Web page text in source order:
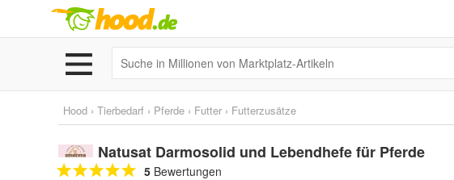
Hood › Tierbedarf › Pferde › Futter › Futterzusätze
Natusat Darmosolid und Lebendhefe für Pferde
5 Bewertungen